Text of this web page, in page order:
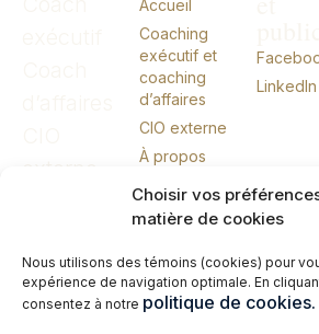
Choisir vos
matière de cookies
Nous utilisons des témoins (cookies) pour
expérience de navigation optimale. En
consentez à notre politique de cookies.
externe
Accueil
Coaching
exécutif et
coaching
d’affaires
CIO externe
À propos
Conférences
Livres
English
LinkedIn